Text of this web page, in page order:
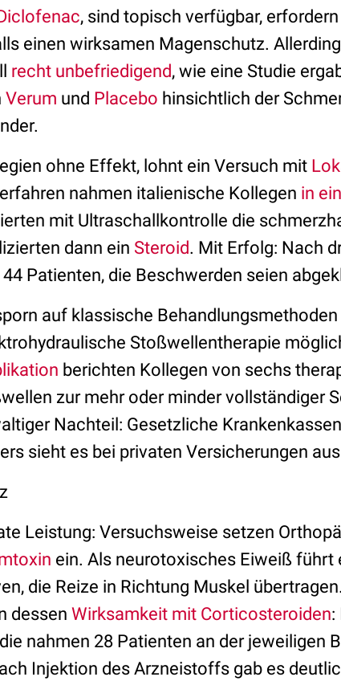
, sind topisch verfügbar,
einen wirksamen Magenschutz.
recht unbefriedigend, wie eine Studie
Verum und Placebo hinsichtlich der
ohne Effekt, lohnt ein Versuch mit
nahmen italienische Kollegen in
mit Ultraschallkontrolle die
dann ein Steroid. Mit Erfolg: Nach
Patienten, die Beschwerden seien
auf klassische
Stoßwellentherapie
berichten Kollegen von sechs
zur mehr oder minder vollständiger
Nachteil: Gesetzliche
sieht es bei privaten Versicherungen
Leistung: Versuchsweise setzen
ein. Als neurotoxisches Eiweiß führt
die Reize in Richtung Muskel
dessen Wirksamkeit mit Corticosteroiden:
nahmen 28 Patienten an der jeweiligen
Injektion des Arzneistoffs gab es